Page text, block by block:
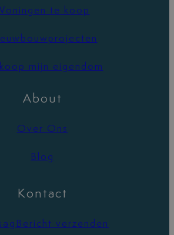
te koop
mijn eigendom
About
Over Ons
Blog
Kontact
verzenden